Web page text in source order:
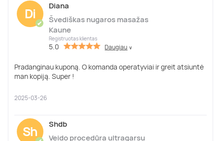
Di
✔
Diana
Švediškas nugaros masažas
Kaune
Registruotas klientas
5.0 Daugiau ∨
Pradanginau kuponą. O komanda operatyviai ir greit atsiuntė
man kopiją. Super !
2025-03-26
Sh
Shdb
Veido procedūra ultragarsu